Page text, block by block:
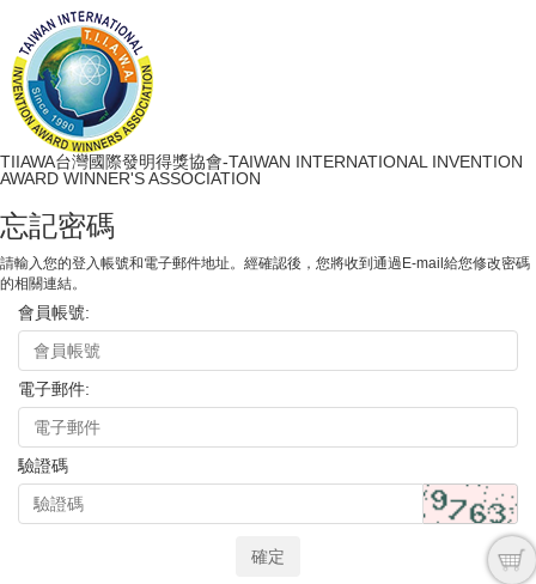
TIIAWA台灣國際發明得獎協會-TAIWAN INTERNATIONAL INVENTION
AWARD WINNER'S ASSOCIATION
忘記密碼
請輸入您的登入帳號和電子郵件地址。經確認後，您將收到通過E-mail給您修改密碼
的相關連結。
會員帳號:
電子郵件:
驗證碼
確定